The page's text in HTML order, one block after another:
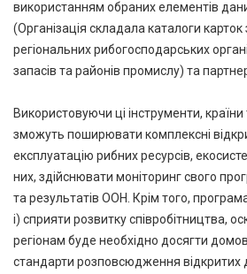
використанням обраних елементів
(Організація складала каталоги карток
регіональних рибогосподарських
запасів та районів промислу) та
Використовуючи ці інструменти, країни
зможуть поширювати комплексні
експлуатацію рибних ресурсів,
них, здійснювати моніторинг свого
та результатів ООН. Крім того,
i) сприяти розвитку співробітництва,
регіонам буде необхідно досягти
стандарти розповсюдження відкритих